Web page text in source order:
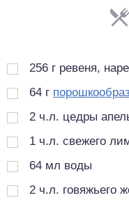
256 г ревеня,
64 г
2 ч.л. цедры
1 ч.л. свежего
64 мл воды
2 ч.л. говяжьего